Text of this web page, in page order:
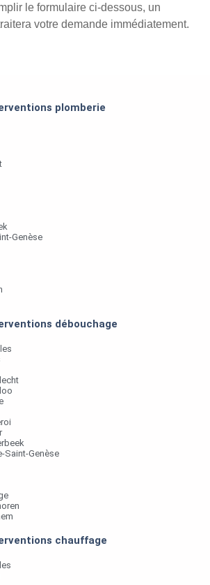
le formulaire ci-dessous, un
votre demande immédiatement.
plomberie
Genèse
débouchage
Saint-Genèse
chauffage